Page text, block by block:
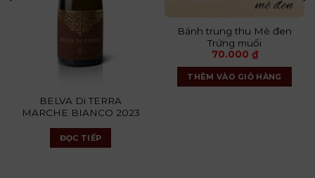
BELVA Di TERRA
MARCHE BIANCO 2023
ĐỌC TIẾP
Bánh trung thu Mè đen
Trứng muối
70.000 ₫
THÊM VÀO GIỎ HÀNG